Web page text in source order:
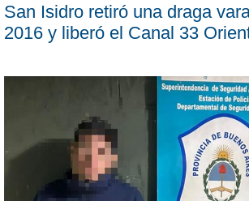
San Isidro retiró una draga
2016 y liberó el Canal 33